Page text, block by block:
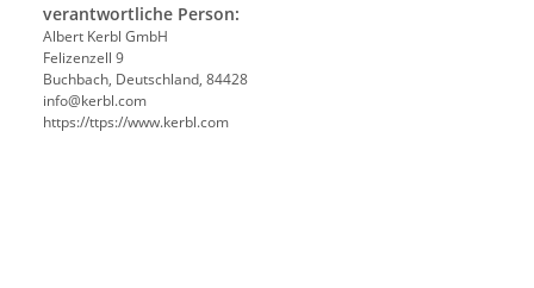
verantwortliche Person:
Albert Kerbl GmbH
Felizenzell 9
Buchbach, Deutschland, 84428
info@kerbl.com
https://ttps://www.kerbl.com